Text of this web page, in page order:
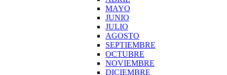
MAYO
JUNIO
JULIO
AGOSTO
SEPTIEMBRE
OCTUBRE
NOVIEMBRE
DICIEMBRE